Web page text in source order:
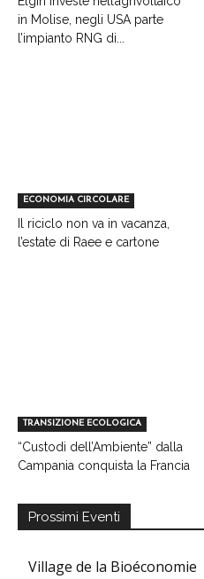
in Molise, negli USA parte
l’impianto RNG di...
ECONOMIA CIRCOLARE
Il riciclo non va in vacanza,
l’estate di Raee e cartone
TRANSIZIONE ECOLOGICA
“Custodi dell’Ambiente” dalla
Campania conquista la Francia
Prossimi Eventi
Village de la Bioéconomie